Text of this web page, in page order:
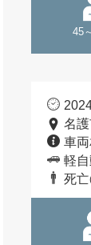
45
名
車
軽
死亡